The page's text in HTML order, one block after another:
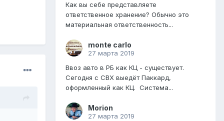
Как вы себе представляете
ответственное хранение? Обычно это
материальная ответственность...
monte carlo
27 марта 2019
Ввоз авто в РБ как КЦ - существует.
Сегодня с СВХ выедёт Паккард,
оформленный как КЦ. Система...
Morion
27 марта 2019